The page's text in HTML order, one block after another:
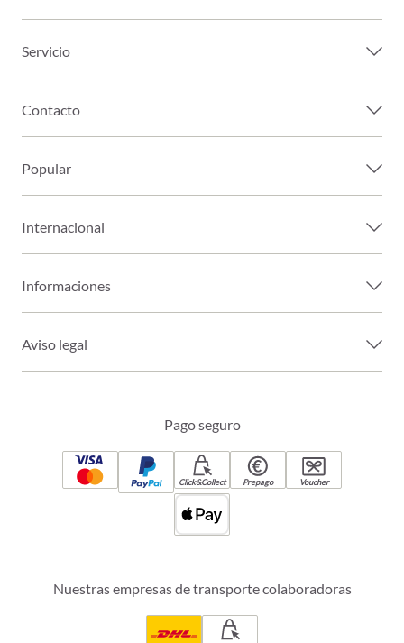
Servicio
Contacto
Popular
Internacional
Informaciones
Aviso legal
Pago seguro
Click&Collect Prepago Voucher
Nuestras empresas de transporte colaboradoras